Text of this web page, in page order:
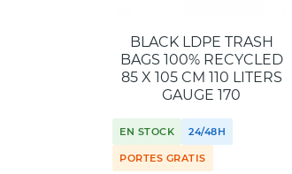
BLACK LDPE TRASH
BAGS 100% RECYCLED
85 X 105 CM 110 LITERS
GAUGE 170
EN STOCK 24/48H
PORTES GRATIS